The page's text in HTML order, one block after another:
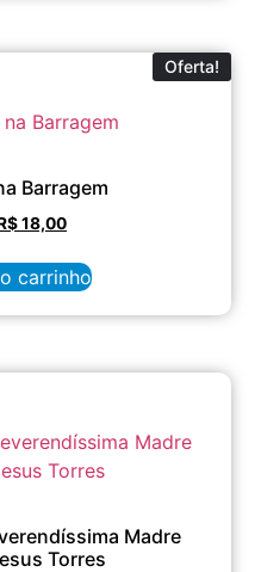
Oferta!
Barragem
18,00
carrinho
Madre
Torres